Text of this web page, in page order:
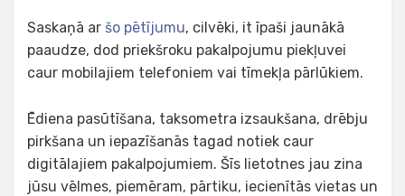
Saskaņā ar šo pētījumu, cilvēki, it īpaši jaunākā
paaudze, dod priekšroku pakalpojumu piekļuvei
caur mobilajiem telefoniem vai tīmekļa pārlūkiem.
Ēdiena pasūtīšana, taksometra izsaukšana, drēbju
pirkšana un iepazīšanās tagad notiek caur
digitālajiem pakalpojumiem. Šīs lietotnes jau zina
jūsu vēlmes, piemēram, pārtiku, iecienītās vietas un